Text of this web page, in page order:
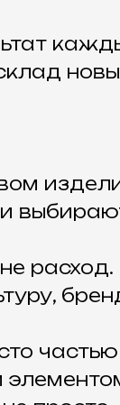
расход.
частью